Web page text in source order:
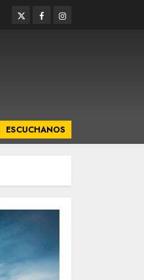
TwitterFacebookInstagram
ESCUCHANOS